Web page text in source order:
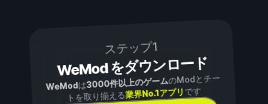
ステップ1
WeMod をダウンロード
WeModは3000件以上のゲームのModとチー
トを取り揃える業界No.1アプリです